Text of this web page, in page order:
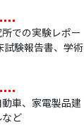
での実験レポー
試験報告書、学術
車、家電製品建
ど